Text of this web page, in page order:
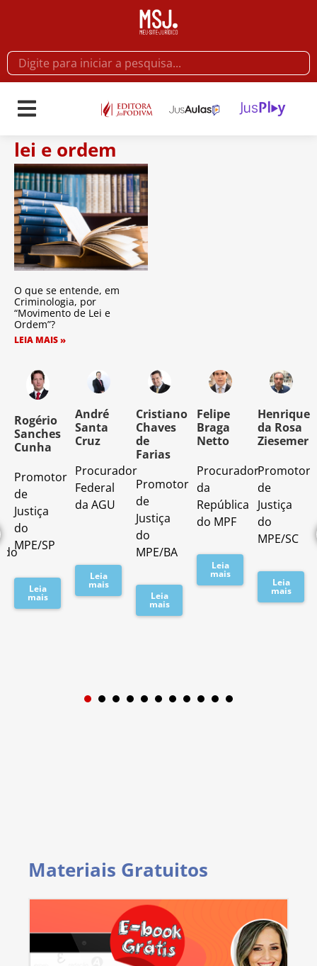
lei e ordem
O que se entende, em
Criminologia, por
“Movimento de Lei e
Ordem”?
LEIA MAIS »
Rogério
Sanches
Cunha
Promotor
de
Justiça
do
MPE/SP
Leia
mais
André
Santa
Cruz
Procurador
Federal
da AGU
Leia
mais
Cristiano
Chaves
de
Farias
Promotor
de
Justiça
do
MPE/BA
Leia
mais
Felipe
Braga
Netto
Procurador
da
República
do MPF
Leia
mais
Henrique
da Rosa
Ziesemer
Promotor
de
Justiça
do
MPE/SC
Leia
mais
1 2 3
Materiais Gratuitos